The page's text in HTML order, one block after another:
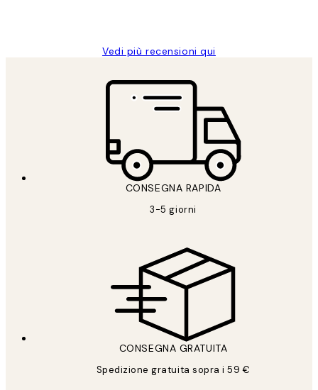
Vedi più recensioni qui
CONSEGNA RAPIDA
3-5 giorni
CONSEGNA GRATUITA
Spedizione gratuita sopra i 59 €